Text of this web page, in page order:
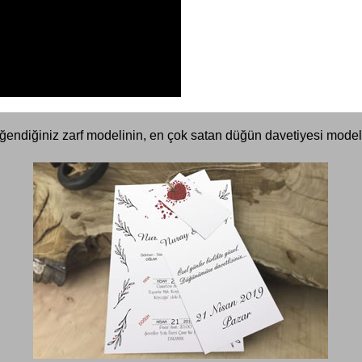
zarf modelinin, en çok satan düğün davetiyesi